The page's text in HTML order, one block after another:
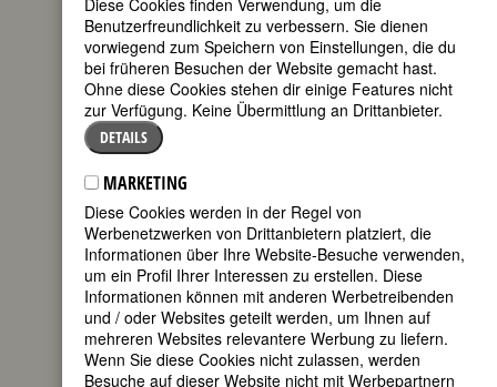
»Be unafraid.« Dieser Ratschlag ihrer
Mutter Minnie hatte sich der Fotografin
Margaret Bourke-White ganz
offensichtlich tief eingeprägt. Viel Platz
für Furcht war tatsächlich nicht im Leben
der Frau, die als Urheberin der
Bildreportage gelten kann. Ob als
Reportagereisen durch den Süden der
USA, durch die Sowjetunion, Indien oder
als erste offizielle Kriegskorrespondentin
der US Air Force im Zweiten Weltkrieg –
Margaret Bourke-White musste mehr als
einmal furchtlos sein, um die Bilder zu
machen, die sie für wichtig hielt.
Minnie Bourke und Joseph White, deren
beider Nachnamen Margaret zu ihrem
Diese Cookies finden Verwendung, um die
Benutzerfreundlichkeit zu verbessern. Sie dienen
vorwiegend zum Speichern von Einstellungen, die du
bei früheren Besuchen der Website gemacht hast.
Ohne diese Cookies stehen dir einige Features nicht
zur Verfügung. Keine Übermittlung an Drittanbieter.
DETAILS
MARKETING
Diese Cookies werden in der Regel von
Werbenetzwerken von Drittanbietern platziert, die
Informationen über Ihre Website-Besuche verwenden,
um ein Profil Ihrer Interessen zu erstellen. Diese
Informationen können mit anderen Werbetreibenden
und / oder Websites geteilt werden, um Ihnen auf
mehreren Websites relevantere Werbung zu liefern.
Wenn Sie diese Cookies nicht zulassen, werden
Besuche auf dieser Website nicht mit Werbepartnern